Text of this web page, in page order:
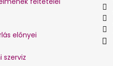
előnyei
szerviz